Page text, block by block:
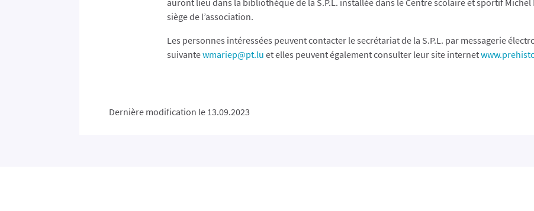
auront lieu dans la bibliothèque de la S.P.L. installée dans le Centre scolaire et sportif
siège de l’association.
Les personnes intéressées peuvent contacter le secrétariat de la S.P.L. par messagerie
suivantewmariep@pt.lu et elles peuvent également consulter leur site internet
Dernière modification le 13.09.2023